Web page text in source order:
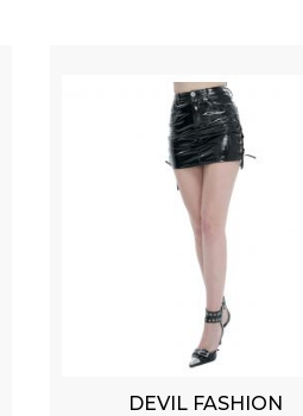
DEVIL FASHION